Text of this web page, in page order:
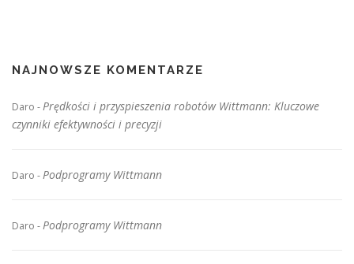
NAJNOWSZE KOMENTARZE
Daro -Prędkości i przyspieszenia robotów Wittmann: Kluczowe
czynniki efektywności i precyzji
Daro -Podprogramy Wittmann
Daro -Podprogramy Wittmann